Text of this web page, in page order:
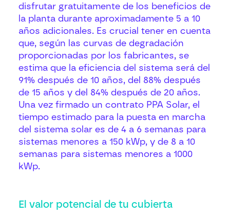
disfrutar gratuitamente de los beneficios de
la planta durante aproximadamente 5 a 10
años adicionales. Es crucial tener en cuenta
que, según las curvas de degradación
proporcionadas por los fabricantes, se
estima que la eficiencia del sistema será del
91% después de 10 años, del 88% después
de 15 años y del 84% después de 20 años.
Una vez firmado un contrato PPA Solar, el
tiempo estimado para la puesta en marcha
del sistema solar es de 4 a 6 semanas para
sistemas menores a 150 kWp, y de 8 a 10
semanas para sistemas menores a 1000
kWp.
El valor potencial de tu cubierta